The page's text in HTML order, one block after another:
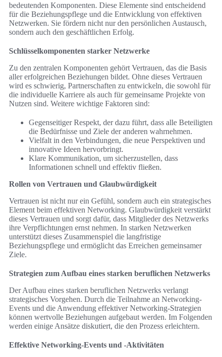
bedeutenden Komponenten. Diese Elemente sind entscheidend
für die Beziehungspflege und die Entwicklung von effektiven
Netzwerken. Sie fördern nicht nur den persönlichen Austausch,
sondern auch den geschäftlichen Erfolg.
Schlüsselkomponenten starker Netzwerke
Zu den zentralen Komponenten gehört Vertrauen, das die Basis
aller erfolgreichen Beziehungen bildet. Ohne dieses Vertrauen
wird es schwierig, Partnerschaften zu entwickeln, die sowohl für
die individuelle Karriere als auch für gemeinsame Projekte von
Nutzen sind. Weitere wichtige Faktoren sind:
Gegenseitiger Respekt, der dazu führt, dass alle Beteiligten
die Bedürfnisse und Ziele der anderen wahrnehmen.
Vielfalt in den Verbindungen, die neue Perspektiven und
innovative Ideen hervorbringt.
Klare Kommunikation, um sicherzustellen, dass
Informationen schnell und effektiv fließen.
Rollen von Vertrauen und Glaubwürdigkeit
Vertrauen ist nicht nur ein Gefühl, sondern auch ein strategisches
Element beim effektiven Networking. Glaubwürdigkeit verstärkt
dieses Vertrauen und sorgt dafür, dass Mitglieder des Netzwerks
ihre Verpflichtungen ernst nehmen. In starken Netzwerken
unterstützt dieses Zusammenspiel die langfristige
Beziehungspflege und ermöglicht das Erreichen gemeinsamer
Ziele.
Strategien zum Aufbau eines starken beruflichen Netzwerks
Der Aufbau eines starken beruflichen Netzwerks verlangt
strategisches Vorgehen. Durch die Teilnahme an Networking-
Events und die Anwendung effektiver Networking-Strategien
können wertvolle Beziehungen aufgebaut werden. Im Folgenden
werden einige Ansätze diskutiert, die den Prozess erleichtern.
Effektive Networking-Events und -Aktivitäten